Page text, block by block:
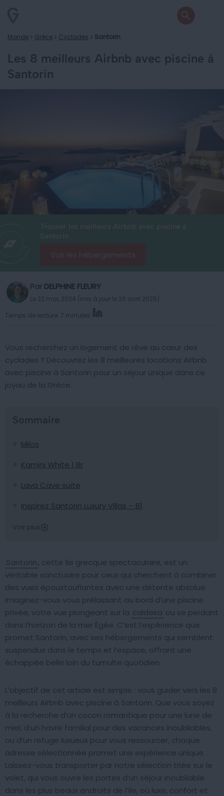
Monde Grèce Cyclades Santorin
Les 8 meilleurs Airbnb avec piscine à
Santorin
Voir les hébergements
Par DELPHINE FLEURY
Le 22 mai, 2024 (mis à jour le 26 avril 2025)
Temps de lecture: 7 minutes
Vous recherchez un logement de rêve au cœur des
cyclades ? Découvrez les 8 meilleures locations Airbnb
avec piscine à Santorin pour un séjour unique dans ce
joyau de la Grèce.
Milos
Kamini White 1 Br
Lava Cave suite
Inspirez Santorin Luxury Villas – B1
Voir plus
Santorin, cette île grecque spectaculaire, est un
véritable sanctuaire pour ceux qui cherchent à combiner
des vues époustouflantes avec une détente absolue.
Imaginez-vous vous prélassant au bord d’une piscine
privée, votre vue plongeant sur la caldeira ou se perdant
dans l’horizon de la mer Égée. C’est l’expérience que
promet Santorin, avec ses hébergements qui semblent
suspendus dans le temps et l’espace, offrant une
échappée belle loin du tumulte quotidien.
L’objectif de cet article est simple : vous guider vers les 8
meilleurs Airbnb avec piscine à Santorin. Que vous soyez
à la recherche d’un cocon romantique pour une lune de
miel, d’un havre familial pour des vacances inoubliables,
ou d’un refuge luxueux pour vous ressourcer, chaque
adresse sélectionnée promet une expérience unique.
Laissez-vous transporter par notre sélection triée sur le
volet, qui vous ouvre les portes d’un séjour inoubliable
dans les plus beaux endroits de l’île, où luxe, confort et